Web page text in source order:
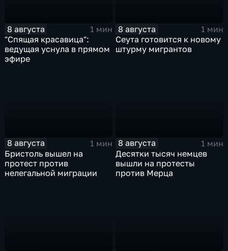
8 августа
1 мин
"Спящая красавица":
ведущая уснула в прямом
эфире
8 августа
1 мин
Сеута готовится к новому
штурму мигрантов
8 августа
1 мин
Бристоль вышел на
протест против
нелегальной миграции
8 августа
1 мин
Десятки тысяч немцев
вышли на протесты
против Мерца